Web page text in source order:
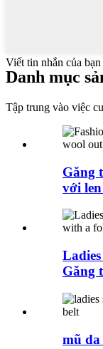
Viết tin nhắn của
Danh mục
Tập trung vào việc
Găng
với
Găng
mũ da